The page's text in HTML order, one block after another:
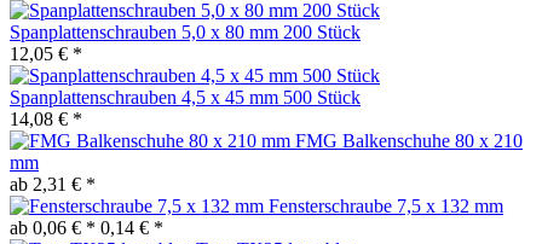
Spanplattenschrauben 5,0 x 80 mm 200 Stück
12,05 € *
Spanplattenschrauben 4,5 x 45 mm 500 Stück
14,08 € *
FMG Balkenschuhe 80 x 210
mm
ab 2,31 € *
Fensterschraube 7,5 x 132 mm
ab 0,06 € * 0,14 € *